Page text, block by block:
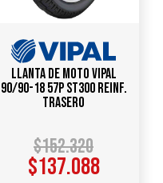
Llanta de Moto Vipal
90/90-18 57P ST300 Reinf.
Trasero
$152.320
$137.088